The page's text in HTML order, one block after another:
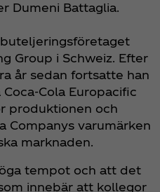
Dumeni Battaglia.
Group i Schweiz. Efter
år sedan fortsatte han
Europacific
produktionen och
Companys varumärken
marknaden.
tempot och att det
innebär att kollegor